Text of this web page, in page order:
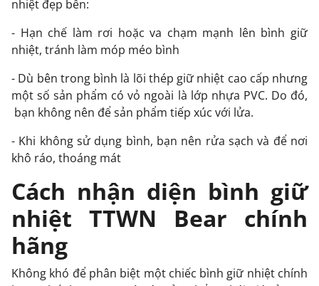
nhiệt đẹp bền:
- Hạn chế làm rơi hoặc va chạm mạnh lên bình giữ
nhiệt, tránh làm móp méo bình
- Dù bên trong bình là lõi thép giữ nhiệt cao cấp nhưng
một số sản phẩm có vỏ ngoài là lớp nhựa PVC. Do đó,
bạn không nên để sản phẩm tiếp xúc với lửa.
- Khi không sử dụng bình, bạn nên rửa sạch và để nơi
khô ráo, thoáng mát
Cách nhận diện bình giữ
nhiệt TTWN Bear chính
hãng
Không khó để phân biệt một chiếc bình giữ nhiệt chính